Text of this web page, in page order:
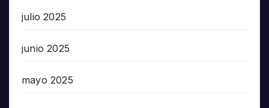
julio 2025
junio 2025
mayo 2025